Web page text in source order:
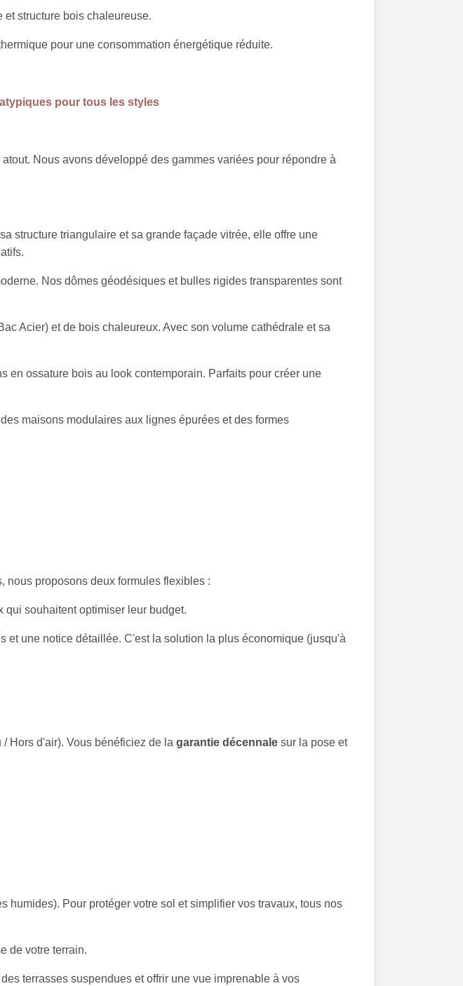
et structure bois chaleureuse.
pour une consommation énergétique réduite.
pour tous les styles
Nous avons développé des gammes variées pour répondre à
structure triangulaire et sa grande façade vitrée, elle offre une
Nos dômes géodésiques et bulles rigides transparentes sont
Acier) et de bois chaleureux. Avec son volume cathédrale et sa
en ossature bois au look contemporain. Parfaits pour créer une
maisons modulaires aux lignes épurées et des formes
nous proposons deux formules flexibles :
qui souhaitent optimiser leur budget.
et une notice détaillée. C'est la solution la plus économique (jusqu'à
Hors d'air). Vous bénéficiez de la garantie décennale sur la pose et
humides). Pour protéger votre sol et simplifier vos travaux, tous nos
de votre terrain.
terrasses suspendues et offrir une vue imprenable à vos